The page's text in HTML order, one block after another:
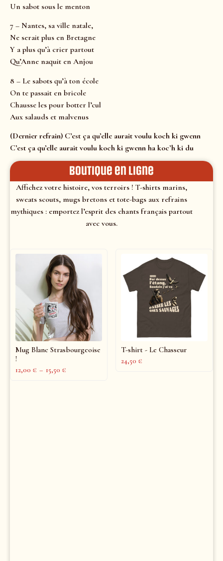
Un sabot sous le menton
7 – Nantes, sa ville natale,
Ne serait plus en Bretagne
Y a plus qu’à crier partout
Qu’Anne naquit en Anjou
8 – Le sabots qu’à ton école
On te passait en bricole
Chausse les pour botter l’cul
Aux salauds et malvenus
(Dernier refrain) C’est ça qu’elle aurait voulu koch ki gwenn
C’est ça qu’elle aurait voulu koch ki gwenn ha koc’h ki du
Boutique en ligne
Affichez votre histoire, vos terroirs ! T-shirts marins,
sweats scouts, mugs bretons et tote-bags aux refrains
mythiques : emportez l’esprit des chants français partout
avec vous.
Mug Blanc Strasbourgeoise
!
12,00 € – 15,50 €
T-shirt - Le Chasseur
24,50 €